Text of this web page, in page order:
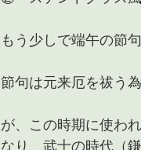
もう少しで端午の節
節句は元来厄を祓う
が、この時期に使わ
なり、武士の時代（